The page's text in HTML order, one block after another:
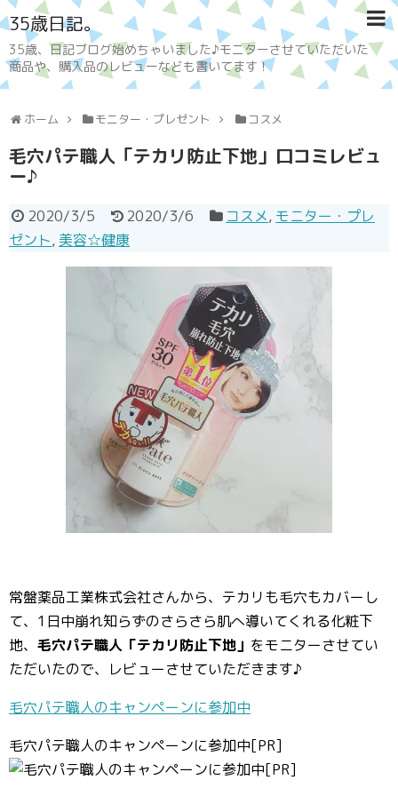
35歳日記。
35歳、日記ブログ始めちゃいました♪モニターさせていただいた
商品や、購入品のレビューなども書いてます！
ホーム モニター・プレゼント コスメ
毛穴パテ職人「テカリ防止下地」口コミレビュ
ー♪
2020/3/5 2020/3/6 コスメ, モニター・プレ
ゼント, 美容☆健康
常盤薬品工業株式会社さんから、テカリも毛穴もカバーし
て、1日中崩れ知らずのさらさら肌へ導いてくれる化粧下
地、 毛穴パテ職人「テカリ防止下地」 をモニターさせてい
ただいたので、レビューさせていただきます♪
毛穴パテ職人のキャンペーンに参加中
毛穴パテ職人のキャンペーンに参加中[PR]